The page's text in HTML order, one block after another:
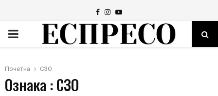
Facebook
Instagram
Youtube
PRIMARY
Почетна СЗО
Ознака : СЗО